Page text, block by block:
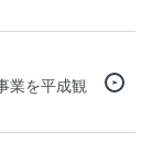
業を平成観